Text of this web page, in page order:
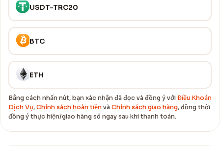
USDT-TRC20
BTC
ETH
Bằng cách nhấn nút, bạn xác nhận đã đọc và đồng ý vớiĐiều Khoản
Dịch Vụ,Chính sách hoàn tiềnvàChính sách giao hàng, đồng thời
đồng ý thực hiện/giao hàng số ngay sau khi thanh toán.